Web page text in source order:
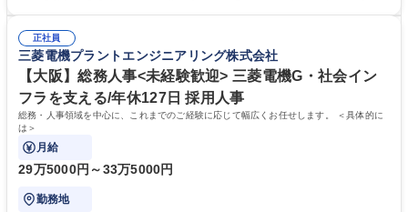
幅広い業務の体得が可能で、多様なキャリアパスを描くことも可能です。
募集職種 【総務】未経験歓迎◎/リモート可/世界で唯一の事業/福利厚生◎/
再雇用有
対処できる・新しいことに興味関心がある 【魅力】■自己啓発支援：資格
取得や通信教育など費用の80%（年間25万円まで）を補助 ■住宅手当：家
賃の50%（月額7万円まで）を補助 学歴・資格 学歴：大学院 大学 語学
力： 資格：
正社員
三菱電機プラントエンジニアリング株式会社
【大阪】総務人事<未経験歓迎> 三菱電機G・社会イン
フラを支える/年休127日 採用人事
総務・人事領域を中心に、これまでのご経験に応じて幅広くお任せします。 ＜具体的に
は＞
月給
29万5000円～33万5000円
勤務地